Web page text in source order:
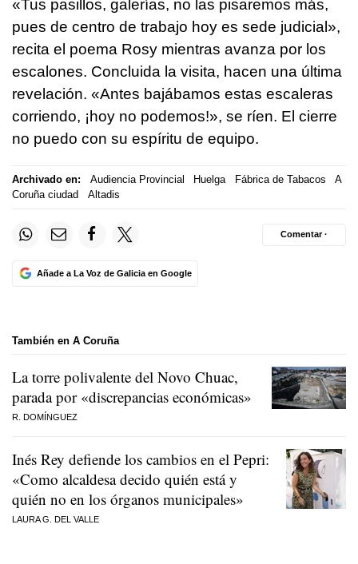
«Tus pasillos, galerías, no las pisaremos más,
pues de centro de trabajo hoy es sede judicial»,
recita el poema Rosy mientras avanza por los
escalones. Concluida la visita, hacen una última
revelación. «Antes bajábamos estas escaleras
corriendo, ¡hoy no podemos!», se ríen. El cierre
no puedo con su espíritu de equipo.
Archivado en: Audiencia Provincial Huelga Fábrica de Tabacos
A
Coruña ciudad
Altadis
Añade a La Voz de Galicia en Google
Comentar ·
También en A Coruña
La torre polivalente del Novo Chuac,
parada por «discrepancias económicas»
R. DOMÍNGUEZ
Inés Rey defiende los cambios en el Pepri:
«Como alcaldesa decido quién está y
quién no en los órganos municipales»
LAURA G. DEL VALLE